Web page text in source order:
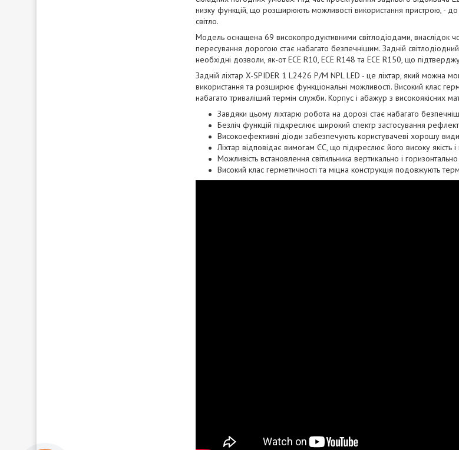
низку функцій, що розширюють можливості використання пристрою, -
світло.
Модель оснащена 69 високопродуктивними світлодіодами, внаслідок
пересування дорогою стає набагато безпечнішим. Задній
необхідні дозволи, як-от ECE R10, ECE R148 та ECE R150, що
Задній ліхтар X-SPIDER 1 L2426 P/M NPL LED - це ліхтар, який можна
використання та розширює функціональні можливості. Високий клас
набагато триваліший термін служби. Корпус і абажур з високоякісних
Завдяки цьому ліхтарю робота на дорозі стає набагато
Безліч функцій підкреслює широкий спектр застосування
Високоефективні діоди забезпечують користувачеві хорошу
Ліхтар відповідає вимогам ЄС, що підкреслює його високу якість
Можливість встановлення світильника вертикально і
Високий клас герметичності та міцна конструкція подовжують